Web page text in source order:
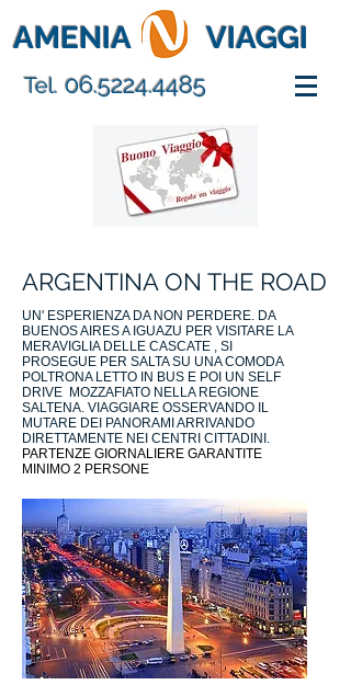
AMENIA VIAGGI
Tel. 06.5224.4485
ARGENTINA ON THE ROAD
UN' ESPERIENZA DA NON PERDERE. DA
BUENOS AIRES A IGUAZU PER VISITARE LA
MERAVIGLIA DELLE CASCATE , SI
PROSEGUE PER SALTA SU UNA COMODA
POLTRONA LETTO IN BUS E POI UN SELF
DRIVE MOZZAFIATO NELLA REGIONE
SALTENA. VIAGGIARE OSSERVANDO IL
MUTARE DEI PANORAMI ARRIVANDO
DIRETTAMENTE NEI CENTRI CITTADINI.
PARTENZE GIORNALIERE GARANTITE
MINIMO 2 PERSONE